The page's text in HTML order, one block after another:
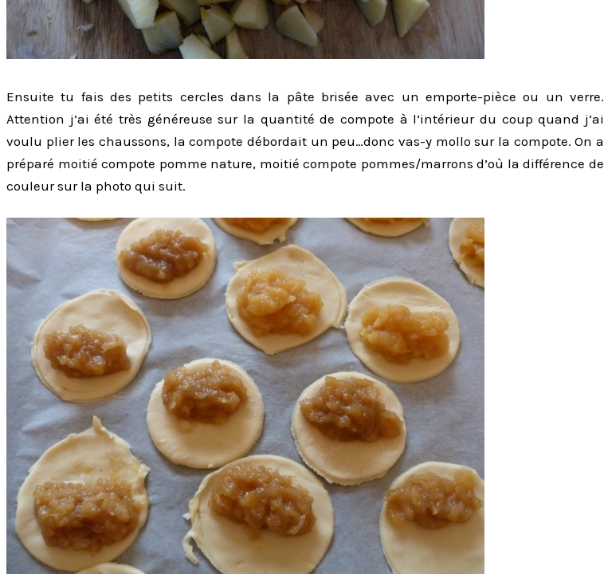
Ensuite tu fais des petits cercles dans la pâte brisée avec un emporte-pièce ou un verre.
Attention j’ai été très généreuse sur la quantité de compote à l’intérieur du coup quand j’ai
voulu plier les chaussons, la compote débordait un peu…donc vas-y mollo sur la compote. On a
préparé moitié compote pomme nature, moitié compote pommes/marrons d’où la différence de
couleur sur la photo qui suit.